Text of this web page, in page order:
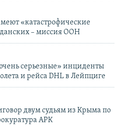
«катастрофические
– миссия ООН
серьезные» инциденты
и рейса DHL в Лейпциге
двум судьям из Крыма по
АРК